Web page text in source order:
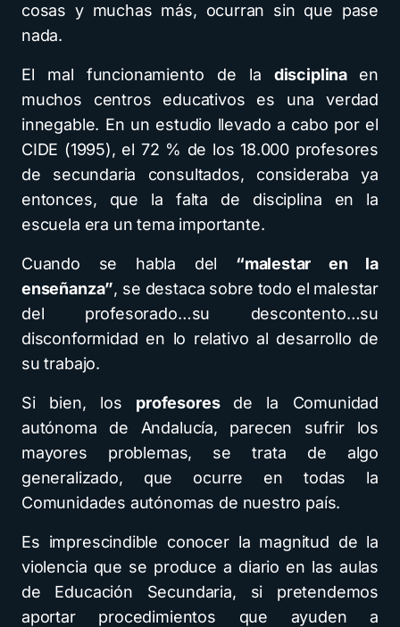
cosas y muchas más, ocurran sin que pase
nada.
El mal funcionamiento de la disciplina en
muchos centros educativos es una verdad
innegable. En un estudio llevado a cabo por el
CIDE (1995), el 72 % de los 18.000 profesores
de secundaria consultados, consideraba ya
entonces, que la falta de disciplina en la
escuela era un tema importante.
Cuando se habla del “malestar en la
enseñanza”, se destaca sobre todo el malestar
del profesorado…su descontento…su
disconformidad en lo relativo al desarrollo de
su trabajo.
Si bien, los profesores de la Comunidad
autónoma de Andalucía, parecen sufrir los
mayores problemas, se trata de algo
generalizado, que ocurre en todas la
Comunidades autónomas de nuestro país.
Es imprescindible conocer la magnitud de la
violencia que se produce a diario en las aulas
de Educación Secundaria, si pretendemos
aportar procedimientos que ayuden a